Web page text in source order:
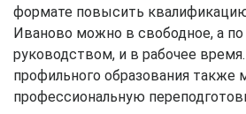
формате повысить
Иваново можно в свободное, а по
руководством, и в рабочее
профильного образования также
профессиональную